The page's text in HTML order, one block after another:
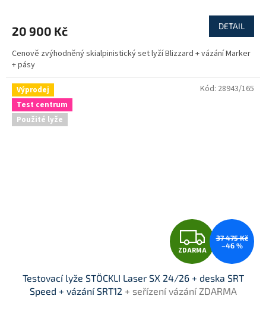
M
A
20 900 Kč DETAIL
Cenově zvýhodněný skialpinistický set lyží Blizzard + vázání Marker
+ pásy
Výprodej
Test centrum
Použité lyže
Z
D
A
ZDARMA
37 475 Kč
–46 %
Testovací lyže STÖCKLI Laser SX 24/26 + deska SRT
Speed + vázání SRT12 + seřízení vázání ZDARMA
Kód: 28943/165